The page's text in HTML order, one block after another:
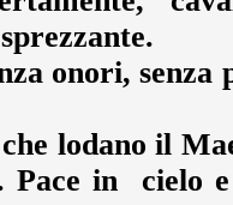
onori,
lodano il
Pace in cielo